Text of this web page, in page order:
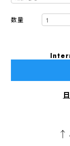
数量
↑